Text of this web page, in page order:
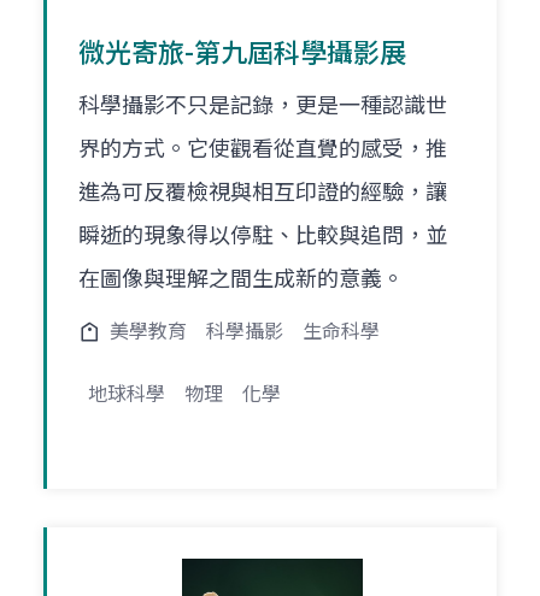
微光寄旅-第九屆科學攝影展
科學攝影不只是記錄，更是一種認識世
界的方式。它使觀看從直覺的感受，推
進為可反覆檢視與相互印證的經驗，讓
瞬逝的現象得以停駐、比較與追問，並
在圖像與理解之間生成新的意義。
美學教育 科學攝影 生命科學
地球科學 物理 化學